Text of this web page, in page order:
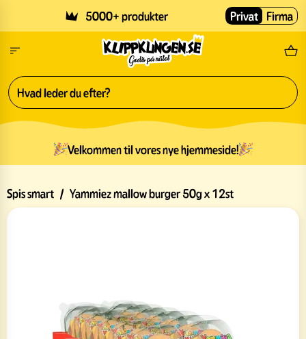
5000+ produkter Privat Firma
Velkommen til vores nye hjemmeside!
Spis smart / Yammiez mallow burger 50g x 12st